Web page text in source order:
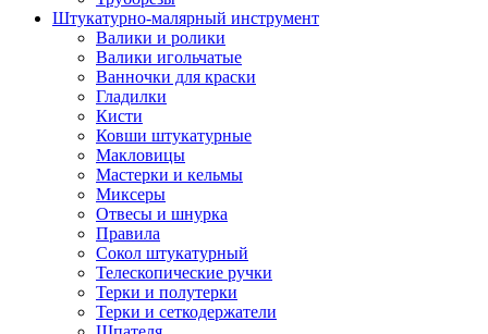
Штукатурно-малярный инструмент
Валики и ролики
Валики игольчатые
Ванночки для краски
Гладилки
Кисти
Ковши штукатурные
Макловицы
Мастерки и кельмы
Миксеры
Отвесы и шнурка
Правила
Сокол штукатурный
Телескопические ручки
Терки и полутерки
Терки и сеткодержатели